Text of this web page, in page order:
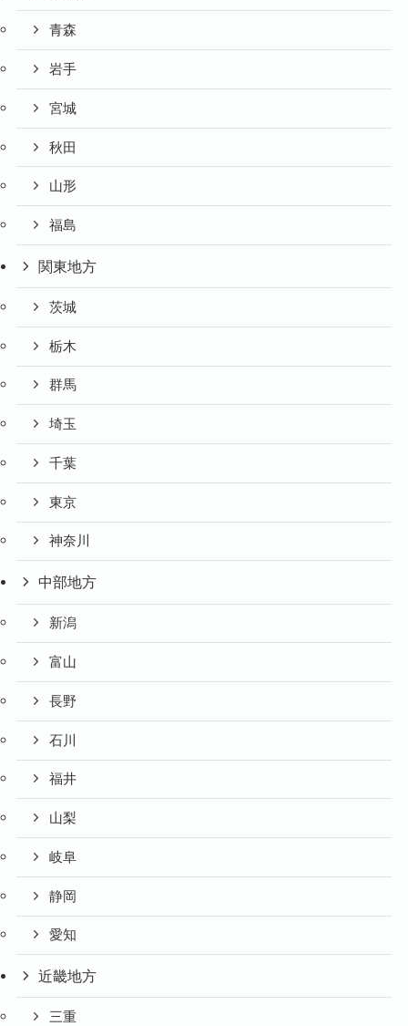
青森
岩手
宮城
秋田
山形
福島
関東地方
茨城
栃木
群馬
埼玉
千葉
東京
神奈川
中部地方
新潟
富山
長野
石川
福井
山梨
岐阜
静岡
愛知
近畿地方
三重